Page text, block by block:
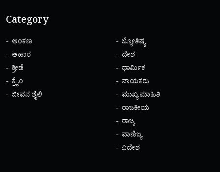
Category
ಅಂಕಣ
ಆಹಾರ
ಕ್ರೀಡೆ
ಕ್ರೈಂ
ಜೀವನ ಶೈಲಿ
ಜ್ಯೋತಿಷ್ಯ
ದೇಶ
ಧಾರ್ಮಿಕ
ನಾಯಕರು
ಮುಖ್ಯ ಮಾಹಿತಿ
ರಾಜಕೀಯ
ರಾಜ್ಯ
ವಾಣಿಜ್ಯ
ವಿದೇಶ